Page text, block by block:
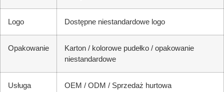
Logo Dostępne niestandardowe logo
Opakowanie
Karton / kolorowe pudełko / opakowanie
niestandardowe
Usługa OEM / ODM / Sprzedaż hurtowa